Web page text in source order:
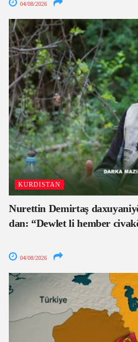
04/08/2026
KURDISTAN
Nurettin Demirtaş
dan: “Dewlet li hember
04/08/2026